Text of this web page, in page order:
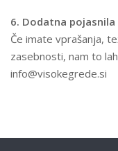
6. Dodatna pojasnila
Če imate vprašanja,
zasebnosti, nam to
info@visokegrede.si